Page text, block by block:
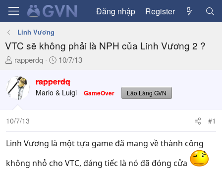
Đăng nhập Register
Linh Vương
VTC sẽ không phải là NPH của Linh Vương 2 ?
T
r
e
d
s
t
a
t
rapperdq
N
à
y
ử
10/7/13
rapperdq
Mario & Luigi GameOver Lão Làng GVN
10/7/13 #1
Linh Vương là một tựa game đã mang về thành công
không nhỏ cho VTC, đáng tiếc là nó đã đóng cửa